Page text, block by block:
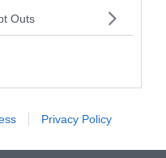
Outs
Privacy Policy
à